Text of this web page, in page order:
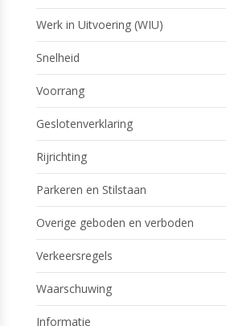
Werk in Uitvoering (WIU)
Snelheid
Voorrang
Geslotenverklaring
Rijrichting
Parkeren en Stilstaan
Overige geboden en verboden
Verkeersregels
Waarschuwing
Informatie